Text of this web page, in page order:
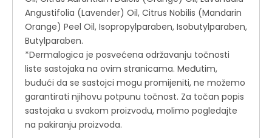
Angustifolia (Lavender) Oil, Citrus Nobilis (Mandarin
Orange) Peel Oil, Isopropylparaben, Isobutylparaben,
Butylparaben.
*Dermalogica je posvećena održavanju točnosti
liste sastojaka na ovim stranicama. Međutim,
budući da se sastojci mogu promijeniti, ne možemo
garantirati njihovu potpunu točnost. Za točan popis
sastojaka u svakom proizvodu, molimo pogledajte
na pakiranju proizvoda.